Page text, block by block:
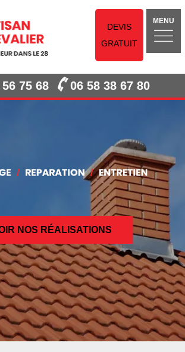
DEVIS
GRATUIT
MENU
75 68 06 58 38 67 80
NOS RÉALISATIONS